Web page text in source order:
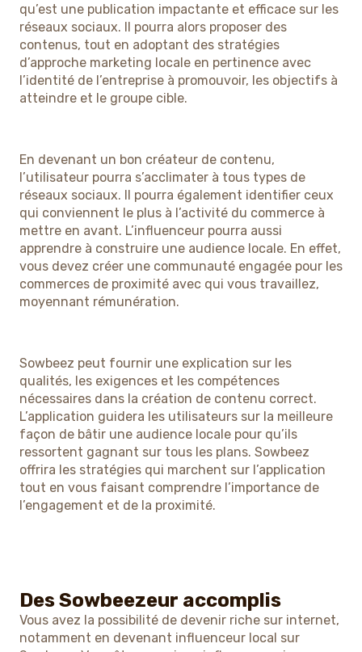
qu’est une publication impactante et efficace sur les
réseaux sociaux. Il pourra alors proposer des
contenus, tout en adoptant des stratégies
d’approche marketing locale en pertinence avec
l’identité de l’entreprise à promouvoir, les objectifs à
atteindre et le groupe cible.
En devenant un bon créateur de contenu,
l’utilisateur pourra s’acclimater à tous types de
réseaux sociaux. Il pourra également identifier ceux
qui conviennent le plus à l’activité du commerce à
mettre en avant. L’influenceur pourra aussi
apprendre à construire une audience locale. En effet,
vous devez créer une communauté engagée pour les
commerces de proximité avec qui vous travaillez,
moyennant rémunération.
Sowbeez peut fournir une explication sur les
qualités, les exigences et les compétences
nécessaires dans la création de contenu correct.
L’application guidera les utilisateurs sur la meilleure
façon de bâtir une audience locale pour qu’ils
ressortent gagnant sur tous les plans. Sowbeez
offrira les stratégies qui marchent sur l’application
tout en vous faisant comprendre l’importance de
l’engagement et de la proximité.
Des Sowbeezeur accomplis
Vous avez la possibilité de devenir riche sur internet,
notamment en devenant influenceur local sur